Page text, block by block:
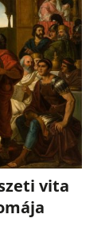
vita